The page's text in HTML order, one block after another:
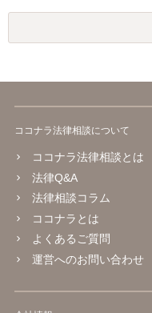
ココナラ法律相談について
ココナラ法律相談とは
法律Q&A
法律相談コラム
ココナラとは
よくあるご質問
運営へのお問い合わせ